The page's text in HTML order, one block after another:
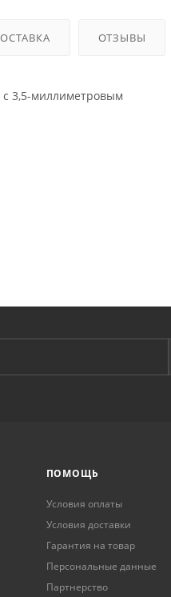
ОТЗЫВЫ
3,5-миллиметровым
ПОМОЩЬ
Условия оплаты
Условия доставки
Гарантия на товар
Персональные данные
Партнерство